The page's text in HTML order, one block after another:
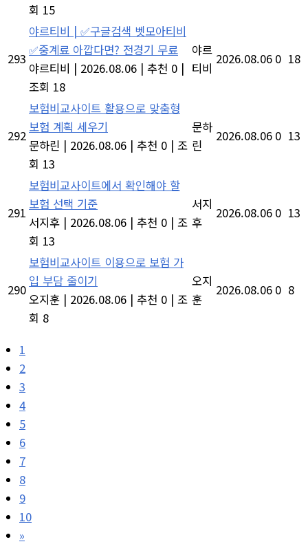
회 15
293
야르티비 | ✅구글검색 벳모아티비
✅중계료 아깝다면? 전경기 무료
야르티비 | 2026.08.06 | 추천 0 |
조회 18
야르
티비
2026.08.06 0 18
292
보험비교사이트 활용으로 맞춤형
보험 계획 세우기
문하린 | 2026.08.06 | 추천 0 | 조
회 13
문하
린
2026.08.06 0 13
291
보험비교사이트에서 확인해야 할
보험 선택 기준
서지후 | 2026.08.06 | 추천 0 | 조
회 13
서지
후
2026.08.06 0 13
290
보험비교사이트 이용으로 보험 가
입 부담 줄이기
오지훈 | 2026.08.06 | 추천 0 | 조
회 8
오지
훈
2026.08.06 0 8
1
2
3
4
5
6
7
8
9
10
»